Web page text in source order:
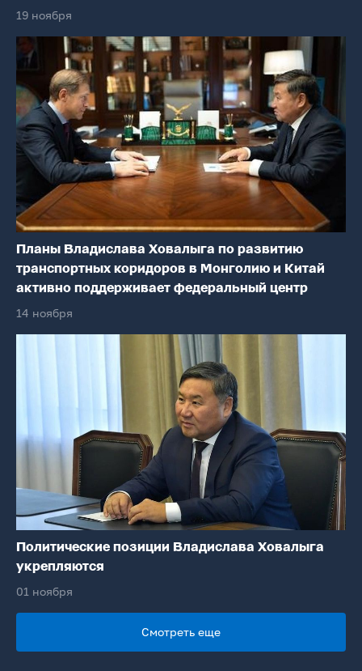
19 ноября
Планы Владислава Ховалыга по развитию
транспортных коридоров в Монголию и Китай
активно поддерживает федеральный центр
14 ноября
Политические позиции Владислава Ховалыга
укрепляются
01 ноября
Смотреть еще